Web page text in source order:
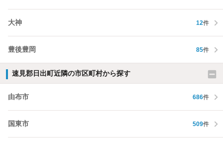
大神 12件
豊後豊岡 85件
速見郡日出町近隣の市区町村から探す
由布市 686件
国東市 509件